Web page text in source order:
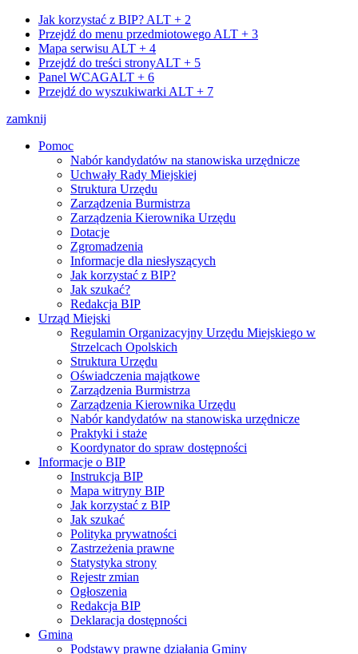
Jak korzystać z BIP? ALT + 2
Przejdź do menu przedmiotowego ALT + 3
Mapa serwisu ALT + 4
Przejdź do treści stronyALT + 5
Panel WCAGALT + 6
Przejdź do wyszukiwarki ALT + 7
zamknij
Pomoc
Nabór kandydatów na stanowiska urzędnicze
Uchwały Rady Miejskiej
Struktura Urzędu
Zarządzenia Burmistrza
Zarządzenia Kierownika Urzędu
Dotacje
Zgromadzenia
Informacje dla niesłyszących
Jak korzystać z BIP?
Jak szukać?
Redakcja BIP
Urząd Miejski
Regulamin Organizacyjny Urzędu Miejskiego w
Strzelcach Opolskich
Struktura Urzędu
Oświadczenia majątkowe
Zarządzenia Burmistrza
Zarządzenia Kierownika Urzędu
Nabór kandydatów na stanowiska urzędnicze
Praktyki i staże
Koordynator do spraw dostępności
Informacje o BIP
Instrukcja BIP
Mapa witryny BIP
Jak korzystać z BIP
Jak szukać
Polityka prywatności
Zastrzeżenia prawne
Statystyka strony
Rejestr zmian
Ogłoszenia
Redakcja BIP
Deklaracja dostępności
Gmina
Podstawy prawne działania Gminy